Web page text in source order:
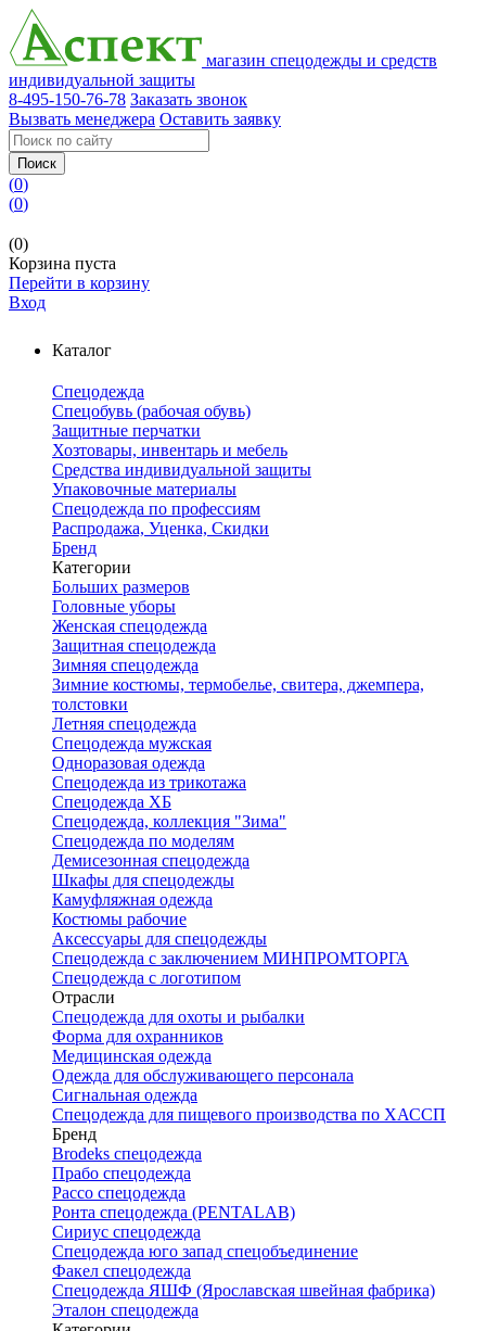
магазин спецодежды и средств
индивидуальной защиты
8-495-150-76-78 Заказать звонок
Вызвать менеджера Оставить заявку
Поиск
(0)
(0)
(0)
Корзина пуста
Перейти в корзину
Вход
Каталог
Спецодежда
Спецобувь (рабочая обувь)
Защитные перчатки
Хозтовары, инвентарь и мебель
Средства индивидуальной защиты
Упаковочные материалы
Спецодежда по профессиям
Распродажа, Уценка, Скидки
Бренд
Категории
Больших размеров
Головные уборы
Женская спецодежда
Защитная спецодежда
Зимняя спецодежда
Зимние костюмы, термобелье, свитера, джемпера,
толстовки
Летняя спецодежда
Спецодежда мужская
Одноразовая одежда
Спецодежда из трикотажа
Спецодежда ХБ
Спецодежда, коллекция "Зима"
Спецодежда по моделям
Демисезонная спецодежда
Шкафы для спецодежды
Камуфляжная одежда
Костюмы рабочие
Аксессуары для спецодежды
Спецодежда с заключением МИНПРОМТОРГА
Спецодежда с логотипом
Отрасли
Спецодежда для охоты и рыбалки
Форма для охранников
Медицинская одежда
Одежда для обслуживающего персонала
Сигнальная одежда
Спецодежда для пищевого производства по ХАССП
Бренд
Brodeks спецодежда
Прабо спецодежда
Рассо спецодежда
Ронта спецодежда (PENTALAB)
Сириус спецодежда
Спецодежда юго запад спецобъединение
Факел спецодежда
Спецодежда ЯШФ (Ярославская швейная фабрика)
Эталон спецодежда